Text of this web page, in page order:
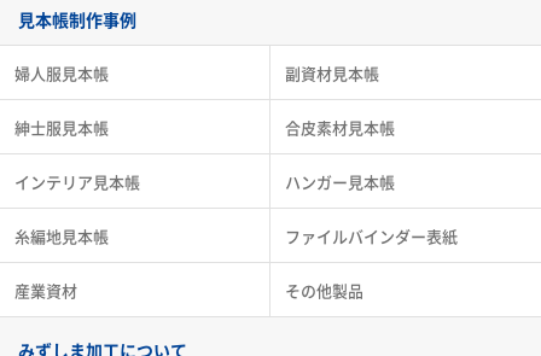
見本帳制作事例
婦人服見本帳
紳士服見本帳
インテリア見本帳
糸編地見本帳
産業資材
副資材見本帳
合皮素材見本帳
ハンガー見本帳
ファイルバインダー表紙
その他製品
みずしま加工について